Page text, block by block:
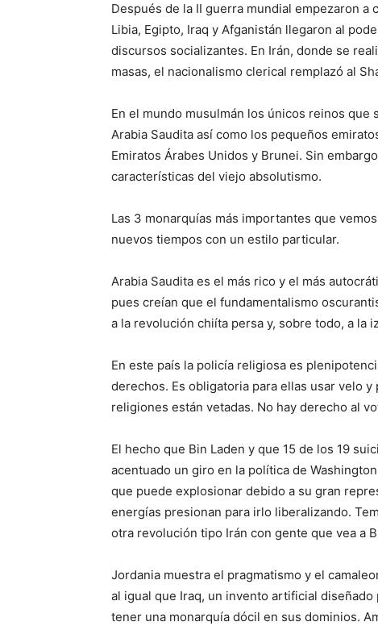
Después de la II guerra mundial empezaron
Libia, Egipto, Iraq y Afganistán llegaron al
discursos socializantes. En Irán, donde se
masas, el nacionalismo clerical remplazó al
En el mundo musulmán los únicos reinos
Arabia Saudita así como los pequeños
Emiratos Árabes Unidos y Brunei. Sin
características del viejo absolutismo.
Las 3 monarquías más importantes que
nuevos tiempos con un estilo particular.
Arabia Saudita es el más rico y el más
pues creían que el fundamentalismo
a la revolución chiíta persa y, sobre todo, a la
En este país la policía religiosa es
derechos. Es obligatoria para ellas usar velo
religiones están vetadas. No hay derecho al
El hecho que Bin Laden y que 15 de los 19
acentuado un giro en la política de
que puede explosionar debido a su gran
energías presionan para irlo liberalizando.
otra revolución tipo Irán con gente que vea a
Jordania muestra el pragmatismo y el
al igual que Iraq, un invento artificial
tener una monarquía dócil en sus dominios.